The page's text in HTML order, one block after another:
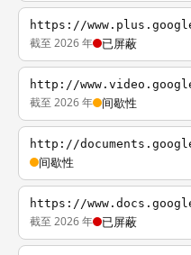
https://
截至 2026 年 已屏蔽
http://
截至 2026 年 间歇性
http://
间歇性
https://
截至 2026 年 已屏蔽